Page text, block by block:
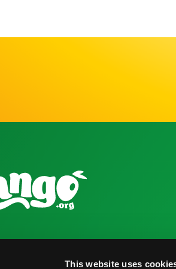
This website uses
Board
Recursos